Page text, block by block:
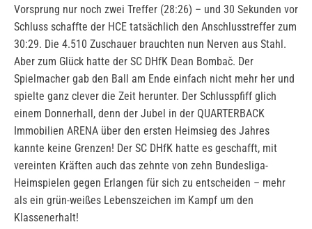
Vorsprung nur noch zwei Treffer (28:26) – und 30 Sekunden vor
Schluss schaffte der HCE tatsächlich den Anschlusstreffer zum
30:29. Die 4.510 Zuschauer brauchten nun Nerven aus Stahl.
Aber zum Glück hatte der SC DHfK Dean Bombač. Der
Spielmacher gab den Ball am Ende einfach nicht mehr her und
spielte ganz clever die Zeit herunter. Der Schlusspfiff glich
einem Donnerhall, denn der Jubel in der QUARTERBACK
Immobilien ARENA über den ersten Heimsieg des Jahres
kannte keine Grenzen! Der SC DHfK hatte es geschafft, mit
vereinten Kräften auch das zehnte von zehn Bundesliga-
Heimspielen gegen Erlangen für sich zu entscheiden – mehr
als ein grün-weißes Lebenszeichen im Kampf um den
Klassenerhalt!